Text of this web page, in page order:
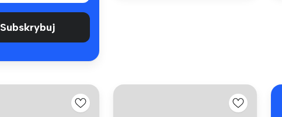
Subskrybuj